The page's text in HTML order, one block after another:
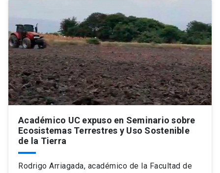
Académico UC expuso en Seminario sobre
Ecosistemas Terrestres y Uso Sostenible
de la Tierra
Rodrigo Arriagada, académico de la Facultad de